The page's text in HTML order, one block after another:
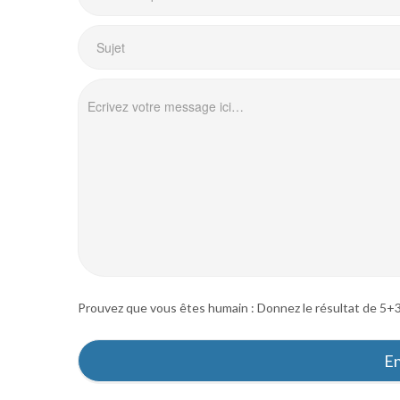
Prouvez que vous êtes humain : Donnez le résultat de